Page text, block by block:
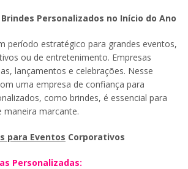
Personalizados no Início do Ano
período estratégico para grandes eventos,
ou de entretenimento. Empresas
lançamentos e celebrações. Nesse
uma empresa de confiança para
como brindes, é essencial para
maneira marcante.
para Eventos Corporativos
Personalizadas: